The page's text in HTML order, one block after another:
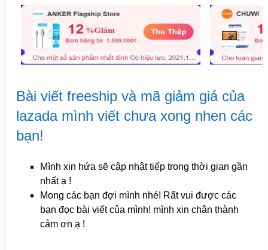
Bài viết freeship và mã giảm giá của
lazada mình viết chưa xong nhen các
bạn!
Mình xin hứa sẽ cập nhật tiếp trong thời gian gần
nhất ạ !
Mong các bạn đợi mình nhé! Rất vui được các
bạn đọc bài viết của mình! mình xin chân thành
cảm ơn ạ !